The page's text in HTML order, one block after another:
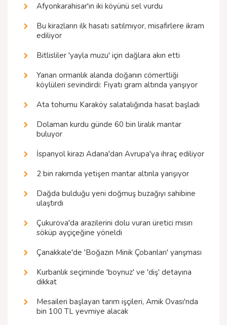
Afyonkarahisar'ın iki köyünü sel vurdu
Bu kirazların ilk hasatı satılmıyor, misafirlere ikram
ediliyor
Bitlisliler 'yayla muzu' için dağlara akın etti
Yanan ormanlık alanda doğanın cömertliği
köylüleri sevindirdi: Fiyatı gram altında yarışıyor
Ata tohumu Karaköy salatalığında hasat başladı
Dolaman kurdu günde 60 bin liralık mantar
buluyor
İspanyol kirazı Adana'dan Avrupa'ya ihraç ediliyor
2 bin rakımda yetişen mantar altınla yarışıyor
Dağda bulduğu yeni doğmuş buzağıyı sahibine
ulaştırdı
Çukurova'da arazilerini dolu vuran üretici mısırı
söküp ayçiçeğine yöneldi
Çanakkale'de 'Boğazın Minik Çobanları' yarışması
Kurbanlık seçiminde 'boynuz' ve 'diş' detayına
dikkat
Mesaileri başlayan tarım işçileri, Amik Ovası'nda
bin 100 TL yevmiye alacak